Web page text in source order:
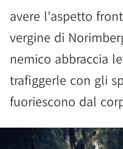
avere l'aspetto
vergine di
nemico abbraccia
trafiggerle con gli
fuoriescono dal